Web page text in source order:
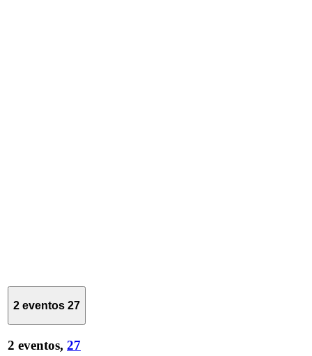
2 eventos 27
2 eventos, 27